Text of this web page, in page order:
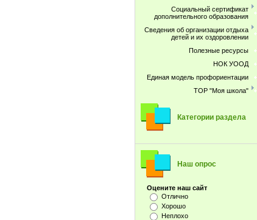
Социальный сертификат
дополнительного образования
Сведения об организации отдыха
детей и их оздоровлении
Полезные ресурсы
НОК УООД
Единая модель профориентации
ТОР "Моя школа"
Категории раздела
Наш опрос
Оцените наш сайт
Отлично
Хорошо
Неплохо